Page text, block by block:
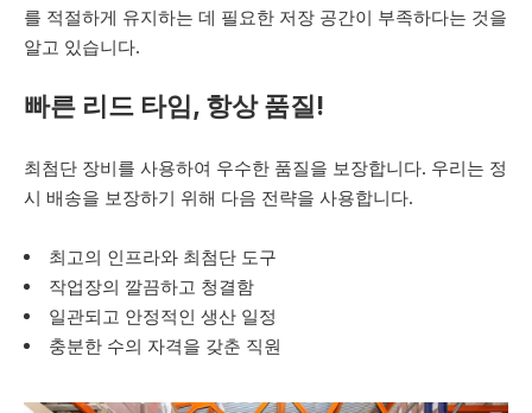
를 적절하게 유지하는 데 필요한 저장 공간이 부족하다는 것을
알고 있습니다.
빠른 리드 타임, 항상 품질!
최첨단 장비를 사용하여 우수한 품질을 보장합니다. 우리는 정
시 배송을 보장하기 위해 다음 전략을 사용합니다.
최고의 인프라와 최첨단 도구
작업장의 깔끔하고 청결함
일관되고 안정적인 생산 일정
충분한 수의 자격을 갖춘 직원